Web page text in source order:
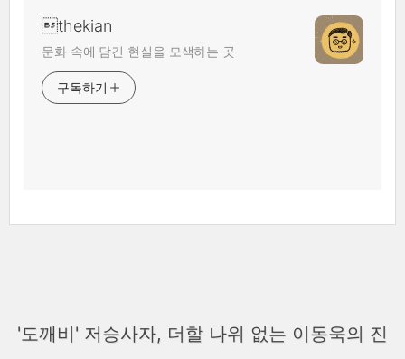
thekian
문화 속에 담긴 현실을 모색하는 곳
구독하기
'도깨비' 저승사자, 더할 나위 없는 이동욱의 진